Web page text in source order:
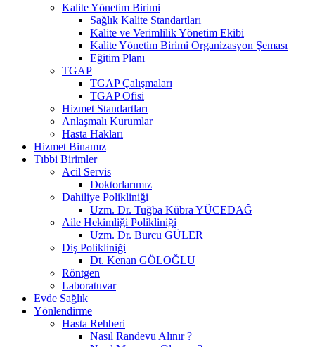
Kalite Yönetim Birimi
Sağlık Kalite Standartları
Kalite ve Verimlilik Yönetim Ekibi
Kalite Yönetim Birimi Organizasyon Şeması
Eğitim Planı
TGAP
TGAP Çalışmaları
TGAP Ofisi
Hizmet Standartları
Anlaşmalı Kurumlar
Hasta Hakları
Hizmet Binamız
Tıbbi Birimler
Acil Servis
Doktorlarımız
Dahiliye Polikliniği
Uzm. Dr. Tuğba Kübra YÜCEDAĞ
Aile Hekimliği Polikliniği
Uzm. Dr. Burcu GÜLER
Diş Polikliniği
Dt. Kenan GÖLOĞLU
Röntgen
Laboratuvar
Evde Sağlık
Yönlendirme
Hasta Rehberi
Nasıl Randevu Alınır ?